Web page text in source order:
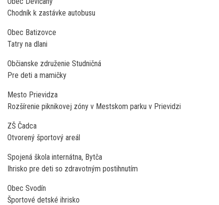
Chodník k zastávke autobusu
Obec Batizovce
Tatry na dlani
Občianske združenie Studničná
Pre deti a mamičky
Mesto Prievidza
Rozšírenie piknikovej zóny v Mestskom parku v Prievidzi
ZŠ Čadca
Otvorený športový areál
Spojená škola internátna, Bytča
Ihrisko pre deti so zdravotným postihnutím
Obec Svodín
Športové detské ihrisko